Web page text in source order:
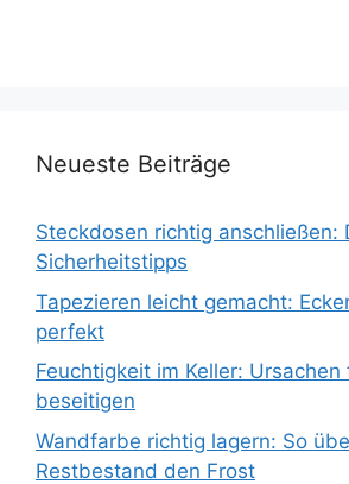
Neueste Beiträge
Steckdosen richtig anschließen:
Sicherheitstipps
Tapezieren leicht gemacht:
perfekt
Feuchtigkeit im Keller: Ursachen
beseitigen
Wandfarbe richtig lagern: So
Restbestand den Frost